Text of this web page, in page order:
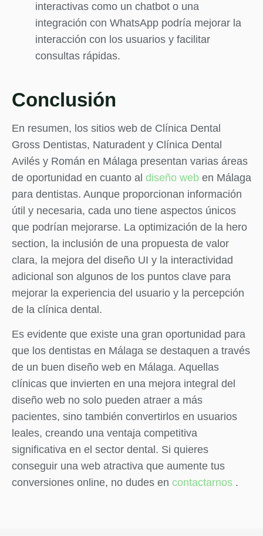
interactivas como un chatbot o una
integración con WhatsApp podría mejorar la
interacción con los usuarios y facilitar
consultas rápidas.
Conclusión
En resumen, los sitios web de Clínica Dental
Gross Dentistas, Naturadent y Clínica Dental
Avilés y Román en Málaga presentan varias áreas
de oportunidad en cuanto al diseño web en Málaga
para dentistas. Aunque proporcionan información
útil y necesaria, cada uno tiene aspectos únicos
que podrían mejorarse. La optimización de la hero
section, la inclusión de una propuesta de valor
clara, la mejora del diseño UI y la interactividad
adicional son algunos de los puntos clave para
mejorar la experiencia del usuario y la percepción
de la clínica dental.
Es evidente que existe una gran oportunidad para
que los dentistas en Málaga se destaquen a través
de un buen diseño web en Málaga. Aquellas
clínicas que invierten en una mejora integral del
diseño web no solo pueden atraer a más
pacientes, sino también convertirlos en usuarios
leales, creando una ventaja competitiva
significativa en el sector dental. Si quieres
conseguir una web atractiva que aumente tus
conversiones online, no dudes en contactarnos .